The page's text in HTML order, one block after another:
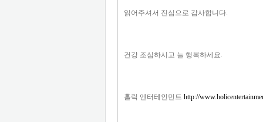
읽어주셔서 진심으로 감사합니다.
건강 조심하시고 늘 행복하세요.
홀릭 엔터테인먼트 http://